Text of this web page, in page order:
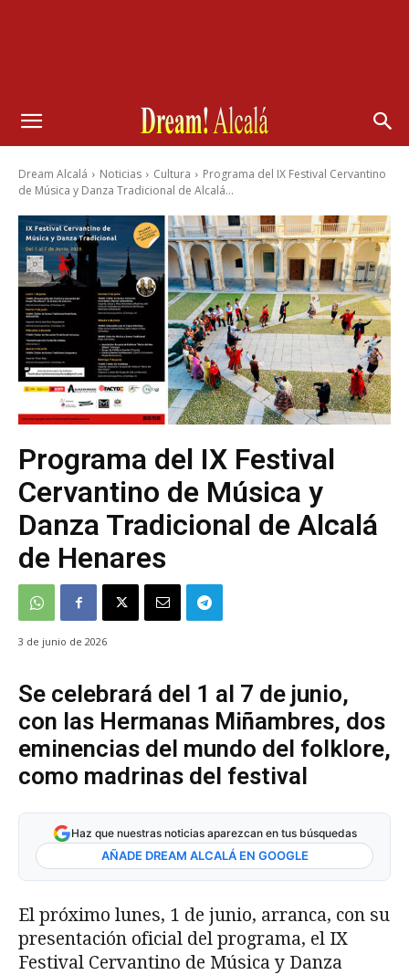
Dream Alcalá Noticias Cultura
Programa del IX Festival Cervantino
de Música y Danza Tradicional de Alcalá...
Programa del IX Festival
Cervantino de Música y
Danza Tradicional de Alcalá
de Henares
3 de junio de 2026
Se celebrará del 1 al 7 de junio,
con las Hermanas Miñambres, dos
eminencias del mundo del folklore,
como madrinas del festival
Haz que nuestras noticias aparezcan en tus búsquedas
AÑADE DREAM ALCALÁ EN GOOGLE
El próximo lunes, 1 de junio, arranca, con su
presentación oficial del programa, el IX
Festival Cervantino de Música y Danza